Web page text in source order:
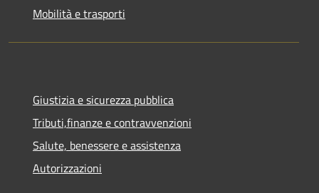
Mobilità e trasporti
Giustizia e sicurezza pubblica
Tributi,finanze e contravvenzioni
Salute, benessere e assistenza
Autorizzazioni